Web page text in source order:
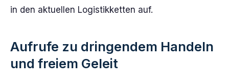
in den aktuellen Logistikketten auf.
Aufrufe zu dringendem Handeln
und freiem Geleit